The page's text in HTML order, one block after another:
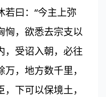
若曰：“今主上弥
恟，欲悉去宗支以
，受诏入朝，必往
，地方数千里，
下可以保境土，